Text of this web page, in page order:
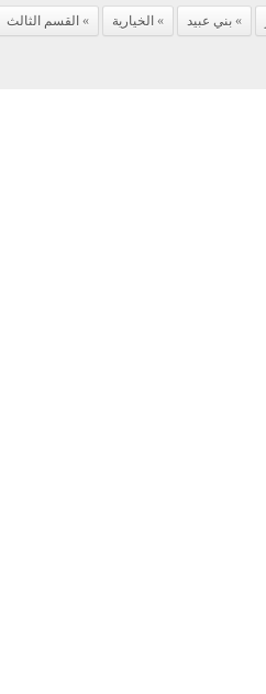
بني عبيد الخيارية القسم الثالث